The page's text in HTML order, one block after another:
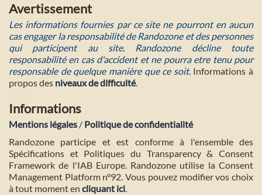
Avertissement
Les informations fournies par ce site ne pourront en aucun
cas engager la responsabilité de Randozone et des personnes
qui participent au site. Randozone décline toute
responsabilité en cas d'accident et ne pourra etre tenu pour
responsable de quelque manière que ce soit. Informations à
propos des niveaux de difficulté.
Informations
Mentions légales / Politique de confidentialité
Randozone participe et est conforme à l'ensemble des
Spécifications et Politiques du Transparency & Consent
Framework de l'IAB Europe. Randozone utilise la Consent
Management Platform n°92. Vous pouvez modifier vos choix
à tout moment en cliquant ici.